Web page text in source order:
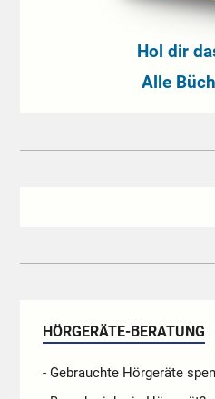
Hol dir
Alle
HÖRGERÄTE-BERATUNG
- Gebrauchte Hörgeräte